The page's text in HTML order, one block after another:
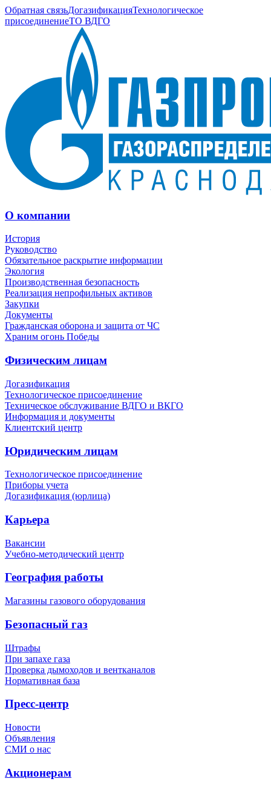
Обратная связьДогазификацияТехнологическое
присоединениеТО ВДГО
О компании
История
Руководство
Обязательное раскрытие информации
Экология
Производственная безопасность
Реализация непрофильных активов
Закупки
Документы
Гражданская оборона и защита от ЧС
Храним огонь Победы
Физическим лицам
Догазификация
Технологическое присоединение
Техническое обслуживание ВДГО и ВКГО
Информация и документы
Клиентский центр
Юридическим лицам
Технологическое присоединение
Приборы учета
Догазификация (юрлица)
Карьера
Вакансии
Учебно-методический центр
География работы
Магазины газового оборудования
Безопасный газ
Штрафы
При запахе газа
Проверка дымоходов и вентканалов
Нормативная база
Пресс-центр
Новости
Объявления
СМИ о нас
Акционерам